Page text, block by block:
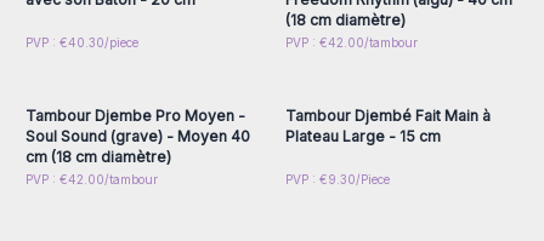
PVP : €40.30/piece
(18 cm diamètre)
PVP : €42.00/tambour
Connectez-vous ou
Tambour Djembe Pro Moyen -
Soul Sound (grave) - Moyen 40
cm (18 cm diamètre)
PVP : €42.00/tambour
Connectez-vous ou
Tambour Djembé Fait Main à
Plateau Large - 15 cm
PVP : €9.30/Piece
Connectez-vous ou
Connectez-vous ou